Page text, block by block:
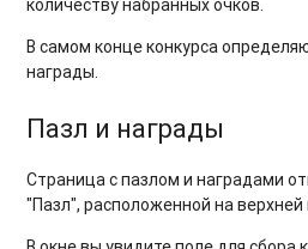
количеству набранных очков.
В самом конце конкурса
награды.
Пазл и награды
Страница с пазлом и наградами
"Пазл", расположенной на верхней